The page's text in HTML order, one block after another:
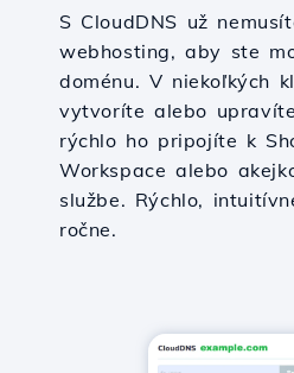
S CloudDNS už
webhosting, aby ste
doménu. V niekoľkých
vytvoríte alebo
rýchlo ho pripojíte k
Workspace alebo
službe. Rýchlo,
ročne.